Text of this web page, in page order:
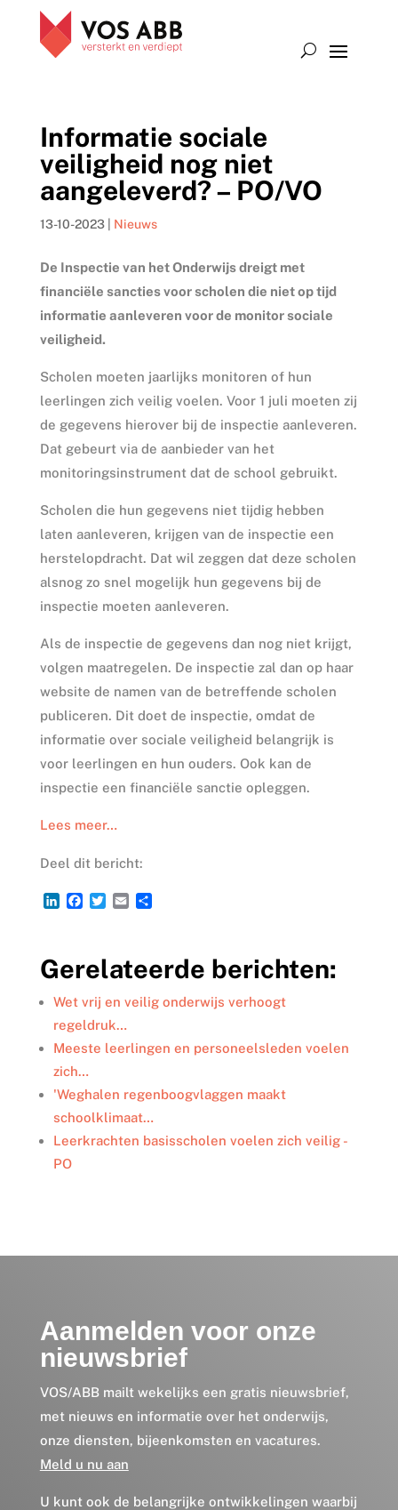
Informatie sociale
veiligheid nog niet
aangeleverd? – PO/VO
13-10-2023| Nieuws
De Inspectie van het Onderwijs dreigt met
financiële sancties voor scholen die niet op tijd
informatie aanleveren voor de monitor sociale
veiligheid.
Scholen moeten jaarlijks monitoren of hun
leerlingen zich veilig voelen. Voor 1 juli moeten zij
de gegevens hierover bij de inspectie aanleveren.
Dat gebeurt via de aanbieder van het
monitoringsinstrument dat de school gebruikt.
Scholen die hun gegevens niet tijdig hebben
laten aanleveren, krijgen van de inspectie een
herstelopdracht. Dat wil zeggen dat deze scholen
alsnog zo snel mogelijk hun gegevens bij de
inspectie moeten aanleveren.
Als de inspectie de gegevens dan nog niet krijgt,
volgen maatregelen. De inspectie zal dan op haar
website de namen van de betreffende scholen
publiceren. Dit doet de inspectie, omdat de
informatie over sociale veiligheid belangrijk is
voor leerlingen en hun ouders. Ook kan de
inspectie een financiële sanctie opleggen.
Lees meer…
Deel dit bericht:
L
e
d
I
n
F
b
o
o
k
T
t
e
r
E
l
D
n
Gerelateerde berichten:
Wet vrij en veilig onderwijs verhoogt
regeldruk…
Meeste leerlingen en personeelsleden voelen
zich…
'Weghalen regenboogvlaggen maakt
schoolklimaat…
Leerkrachten basisscholen voelen zich veilig -
PO
Aanmelden voor onze
nieuwsbrief
VOS/ABB mailt wekelijks een gratis nieuwsbrief,
met nieuws en informatie over het onderwijs,
onze diensten, bijeenkomsten en vacatures.
Meld u nu aan
U kunt ook de belangrijke ontwikkelingen waarbij